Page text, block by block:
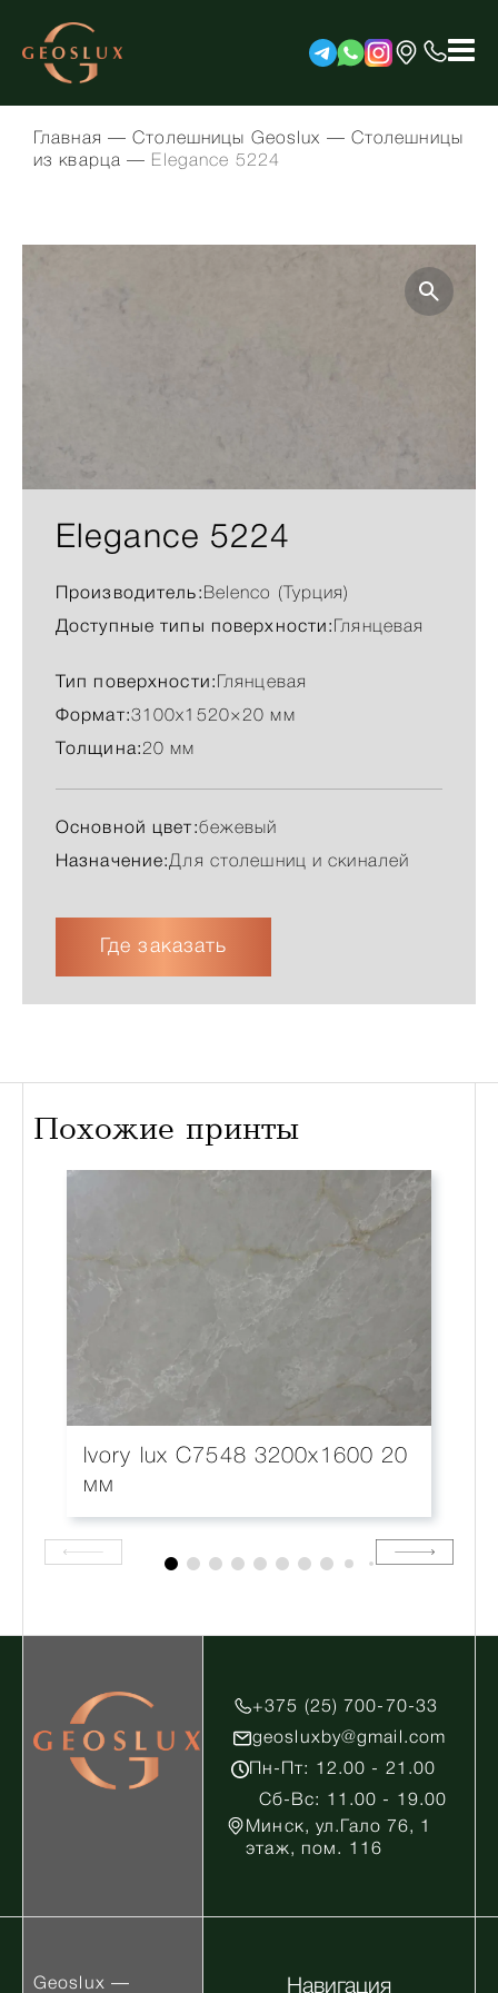
Главная —Столешницы Geoslux — Столешницы
из кварца — Elegance 5224
Elegance 5224
Производитель: Belenco (Турция)
Доступные типы поверхности: Глянцевая
Тип поверхности: Глянцевая
Формат:3100x1520×20 мм
Толщина:20 мм
Основной цвет:бежевый
Назначение:Для столешниц и скиналей
Где заказать
Похожие принты
Ivory lux С7548 3200x1600 20
мм
+375 (25) 700-70-33
geosluxby@gmail.com
Пн-Пт: 12.00 - 21.00
Сб-Вс: 11.00 - 19.00
Минск, ул.Гало 76, 1
этаж, пом. 116
Geoslux — Навигация